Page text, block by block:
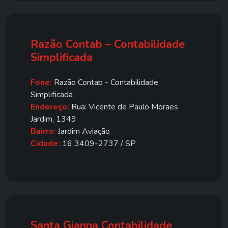
Razão Contab – Contabilidade
Simplificada
Fone: Razão Contab - Contabilidade
Simplificada
Endereço: Rua: Vicente de Paulo Moraes
Jardim, 1349
Bairro: Jardim Aviação
Cidade: 16 3409-2737 / SP